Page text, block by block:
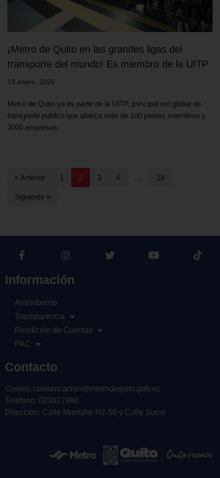
¡Metro de Quito en las grandes ligas del
transporte del mundo! Es miembro de la UITP
19 enero, 2026
Metro de Quito ya es parte de la UITP, principal red global de
transporte público que abarca más de 100 países miembros y
2000 empresas.
« Anterior 1 2 3 4 … 18
Siguiente »
Información
Antisoborno
Transparencia
Rendición de Cuentas
PAC
Contacto
Correo: comunicacion@metrodequito.gob.ec
Teléfono: 023827860
Dirección: Calle Montúfar N2-50 y Calle Sucre